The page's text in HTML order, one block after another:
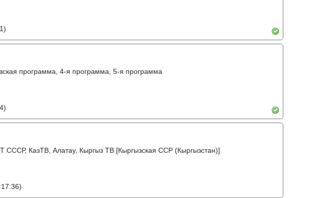
программа, 4-я программа, 5-я программа
КазТВ, Алатау, Кыргыз ТВ [Кыргызская ССР (Кыргызстан)]